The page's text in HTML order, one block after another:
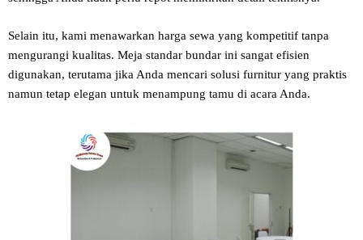
Selain itu, kami menawarkan harga sewa yang kompetitif tanpa
mengurangi kualitas. Meja standar bundar ini sangat efisien
digunakan, terutama jika Anda mencari solusi furnitur yang praktis
namun tetap elegan untuk menampung tamu di acara Anda.